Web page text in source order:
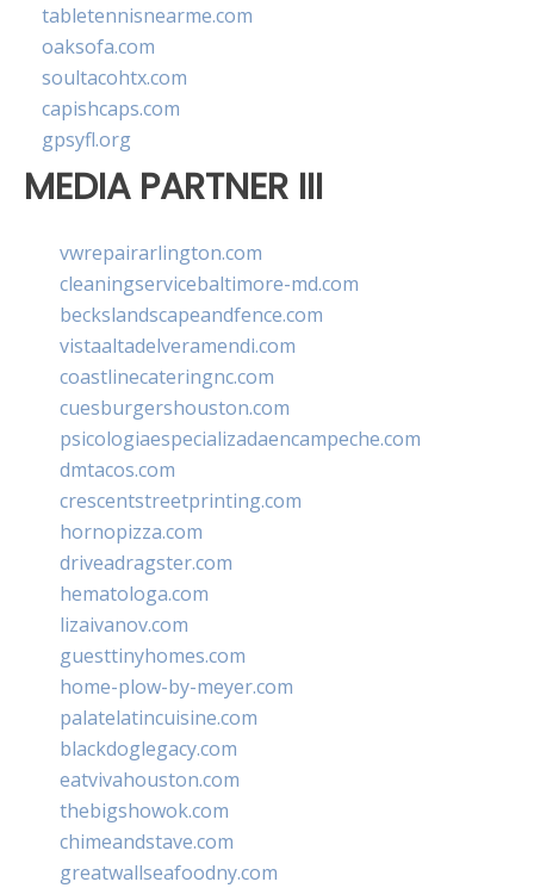
tabletennisnearme.com
oaksofa.com
soultacohtx.com
capishcaps.com
gpsyfl.org
MEDIA PARTNER III
vwrepairarlington.com
cleaningservicebaltimore-md.com
beckslandscapeandfence.com
vistaaltadelveramendi.com
coastlinecateringnc.com
cuesburgershouston.com
psicologiaespecializadaencampeche.com
dmtacos.com
crescentstreetprinting.com
hornopizza.com
driveadragster.com
hematologa.com
lizaivanov.com
guesttinyhomes.com
home-plow-by-meyer.com
palatelatincuisine.com
blackdoglegacy.com
eatvivahouston.com
thebigshowok.com
chimeandstave.com
greatwallseafoodny.com